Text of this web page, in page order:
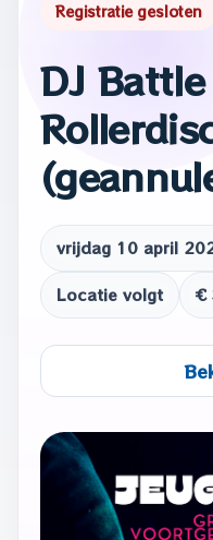
Registratie gesloten
DJ
vrijdag 10 april
Locatie volgt €